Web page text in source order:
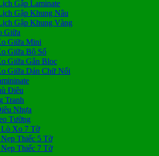
Gập Laminate
Gập Khung Nâu
Gập Khung Vàng
Giữa
Giữa Mini
Giữa Bộ Số
Giữa Gắn Bloc
Giữa Dán Chữ Nổi
Điêu
Tranh
Nhựa
Tường
Xo 7 Tờ
Thiếc 5 Tờ
Thiếc 7 Tờ